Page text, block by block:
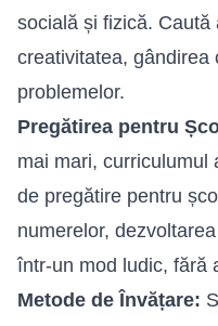
socială și fizică.
creativitatea, gândirea
problemelor.
Pregătirea pentru
mai mari, curriculumul
de pregătire pentru
numerelor,
într-un mod ludic, fără
Metode de Învățare: